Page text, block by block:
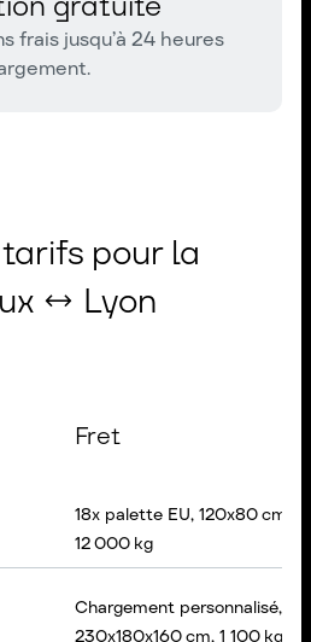
frais jusqu’à 24 heures
pour la
↔ Lyon
Fret
18x palette EU, 120x80 cm,
12 000 kg
Chargement personnalisé,
230x180x160 cm, 1 100 kg